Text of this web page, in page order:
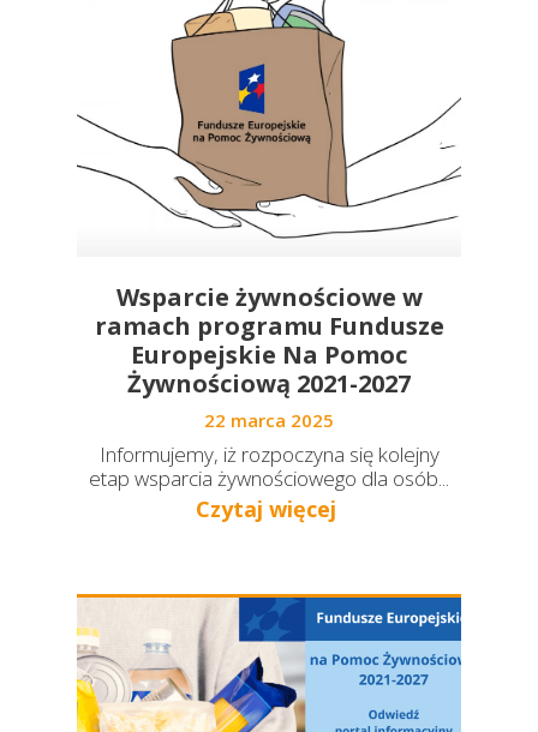
Wsparcie żywnościowe w
ramach programu Fundusze
Europejskie Na Pomoc
Żywnościową 2021-2027
22 marca 2025
Informujemy, iż rozpoczyna się kolejny
etap wsparcia żywnościowego dla osób...
Czytaj więcej